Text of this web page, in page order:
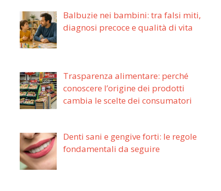
Balbuzie nei bambini: tra falsi miti,
diagnosi precoce e qualità di vita
Trasparenza alimentare: perché
conoscere l’origine dei prodotti
cambia le scelte dei consumatori
Denti sani e gengive forti: le regole
fondamentali da seguire